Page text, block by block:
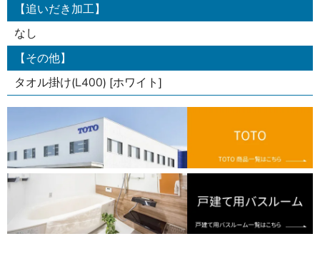
【追いだき加工】
なし
【その他】
タオル掛け(L400) [ホワイト]